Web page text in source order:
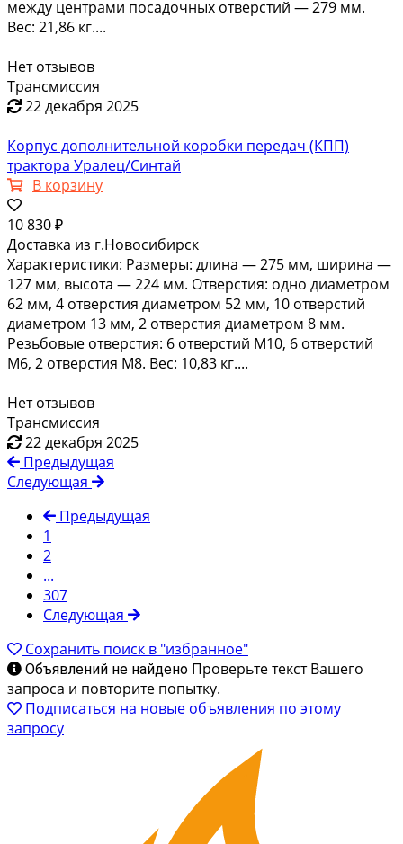
между центрами посадочных отверстий — 279 мм.
Вес: 21,86 кг....
Нет отзывов
Трансмиссия
22 декабря 2025
Корпус дополнительной коробки передач (КПП)
трактора Уралец/Синтай
В корзину
10 830 ₽
Доставка из г.Новосибирск
Характеристики: Размеры: длина — 275 мм, ширина —
127 мм, высота — 224 мм. Отверстия: одно диаметром
62 мм, 4 отверстия диаметром 52 мм, 10 отверстий
диаметром 13 мм, 2 отверстия диаметром 8 мм.
Резьбовые отверстия: 6 отверстий М10, 6 отверстий
М6, 2 отверстия М8. Вес: 10,83 кг....
Нет отзывов
Трансмиссия
22 декабря 2025
Предыдущая
Следующая
Предыдущая
1
2
...
307
Следующая
Сохранить поиск в "избранное"
Объявлений не найдено Проверьте текст Вашего
запроса и повторите попытку.
Подписаться на новые объявления по этому
запросу